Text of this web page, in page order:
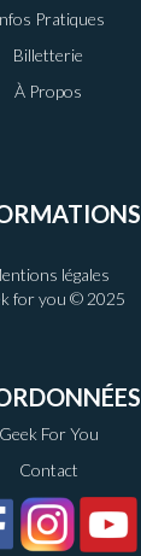
Pratiques
Billetterie
À Propos
légales
for you © 2025
Geek For You
Contact